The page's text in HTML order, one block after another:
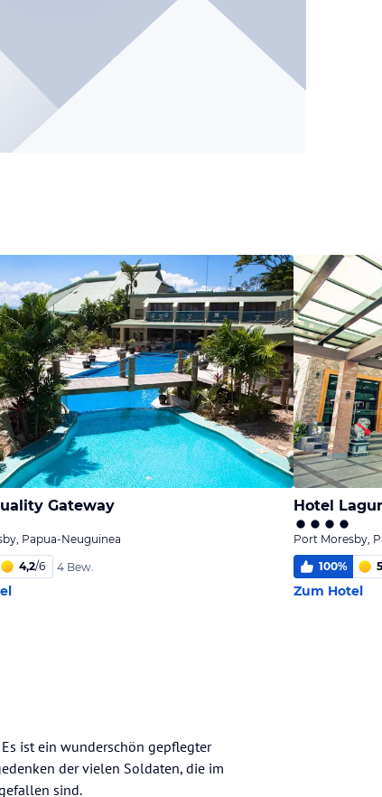
Gateway
Papua-Neuguinea
4,2/6 4 Bew.
Hotel
Port Moresby,
100% 5
Zum Hotel
ist ein wunderschön gepflegter
der vielen Soldaten, die im
sind.